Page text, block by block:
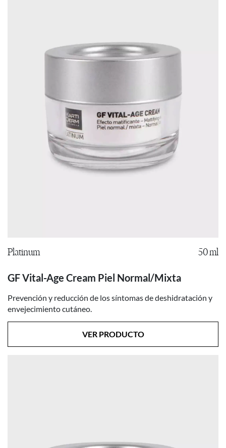
Platinum 50 ml
GF Vital-Age Cream Piel Normal/Mixta
Prevención y reducción de los síntomas de deshidratación y
envejecimiento cutáneo.
VER PRODUCTO